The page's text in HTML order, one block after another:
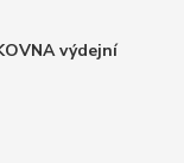
výdejní